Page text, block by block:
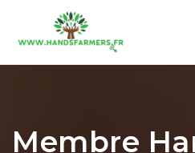
Membre